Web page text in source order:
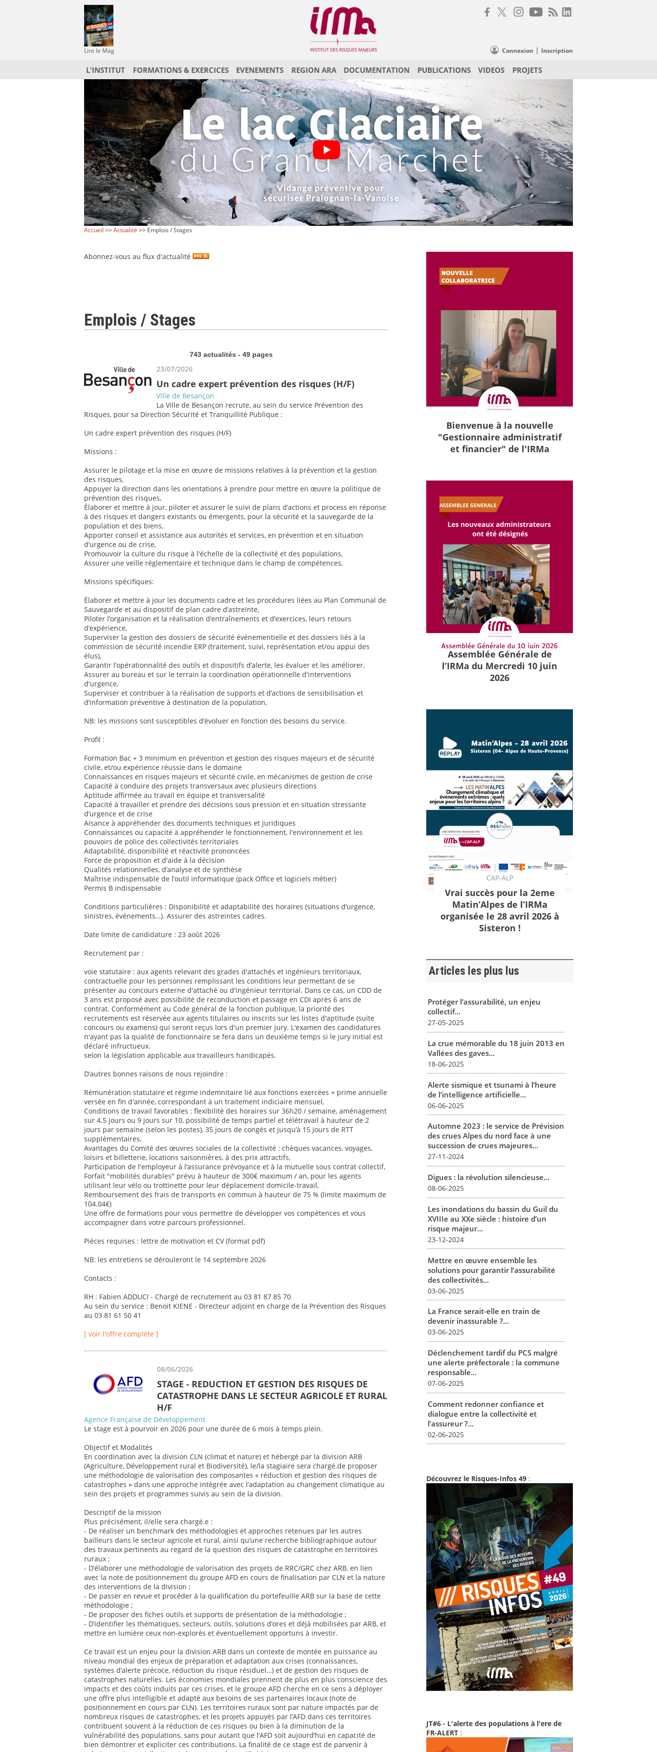
Lire le Mag Connexion | Inscription
L'INSTITUT FORMATIONS & EXERCICES EVENEMENTS REGION ARA DOCUMENTATION PUBLICATIONS VIDEOS PROJETS
Accueil >>Actualité >> Emplois / Stages
Abonnez-vous au flux d'actualité
Emplois / Stages
743 actualités - 49 pages
23/07/2026
Un cadre expert prévention des risques (H/F)
Ville de Besançon
La Ville de Besançon recrute, au sein du service Prévention des
Risques, pour sa Direction Sécurité et Tranquillité Publique :
Un cadre expert prévention des risques (H/F)
Missions :
Assurer le pilotage et la mise en œuvre de missions relatives à la prévention et la gestion
des risques,
Appuyer la direction dans les orientations à prendre pour mettre en œuvre la politique de
prévention des risques,
Élaborer et mettre à jour, piloter et assurer le suivi de plans d’actions et process en réponse
à des risques et dangers existants ou émergents, pour la sécurité et la sauvegarde de la
population et des biens,
Apporter conseil et assistance aux autorités et services, en prévention et en situation
d’urgence ou de crise,
Promouvoir la culture du risque à l'échelle de la collectivité et des populations,
Assurer une veille réglementaire et technique dans le champ de compétences,
Missions spécifiques:
Élaborer et mettre à jour les documents cadre et les procédures liées au Plan Communal de
Sauvegarde et au dispositif de plan cadre d’astreinte,
Piloter l’organisation et la réalisation d’entraînements et d’exercices, leurs retours
d’expérience,
Superviser la gestion des dossiers de sécurité événementielle et des dossiers liés à la
commission de sécurité incendie ERP (traitement, suivi, représentation et/ou appui des
élus),
Garantir l’opérationnalité des outils et dispositifs d’alerte, les évaluer et les améliorer,
Assurer au bureau et sur le terrain la coordination opérationnelle d'interventions
d'urgence,
Superviser et contribuer à la réalisation de supports et d’actions de sensibilisation et
d’information préventive à destination de la population,
NB: les missions sont susceptibles d’évoluer en fonction des besoins du service.
Profil :
Formation Bac + 3 minimum en prévention et gestion des risques majeurs et de sécurité
civile, et/ou expérience réussie dans le domaine
Connaissances en risques majeurs et sécurité civile, en mécanismes de gestion de crise
Capacité à conduire des projets transversaux avec plusieurs directions
Aptitude affirmée au travail en équipe et transversalité
Capacité à travailler et prendre des décisions sous pression et en situation stressante
d’urgence et de crise
Aisance à appréhender des documents techniques et juridiques
Connaissances ou capacité à appréhender le fonctionnement, l'environnement et les
pouvoirs de police des collectivités territoriales
Adaptabilité, disponibilité et réactivité prononcées
Force de proposition et d'aide à la décision
Qualités relationnelles, d’analyse et de synthèse
Maîtrise indispensable de l’outil informatique (pack Office et logiciels métier)
Permis B indispensable
Conditions particulières : Disponibilité et adaptabilité des horaires (situations d’urgence,
sinistres, événements…). Assurer des astreintes cadres.
Date limite de candidature : 23 août 2026
Recrutement par :
voie statutaire : aux agents relevant des grades d'attachés et ingénieurs territoriaux,
contractuelle pour les personnes remplissant les conditions leur permettant de se
présenter au concours externe d'attaché ou d'ingénieur territorial. Dans ce cas, un CDD de
3 ans est proposé avec possibilité de reconduction et passage en CDI après 6 ans de
contrat. Conformément au Code général de la fonction publique, la priorité des
recrutements est réservée aux agents titulaires ou inscrits sur les listes d'aptitude (suite
concours ou examens) qui seront reçus lors d'un premier jury. L'examen des candidatures
n'ayant pas la qualité de fonctionnaire se fera dans un deuxième temps si le jury initial est
déclaré infructueux.
selon la législation applicable aux travailleurs handicapés.
D’autres bonnes raisons de nous rejoindre :
Rémunération statutaire et régime indemnitaire lié aux fonctions exercées + prime annuelle
versée en fin d'année, correspondant à un traitement indiciaire mensuel,
Conditions de travail favorables : flexibilité des horaires sur 36h20 / semaine, aménagement
sur 4.5 jours ou 9 jours sur 10, possibilité de temps partiel et télétravail à hauteur de 2
jours par semaine (selon les postes), 35 jours de congés et jusqu’à 15 jours de RTT
supplémentaires,
Avantages du Comité des œuvres sociales de la collectivité : chèques vacances, voyages,
loisirs et billetterie, locations saisonnières, à des prix attractifs,
Participation de l'employeur à l’assurance prévoyance et à la mutuelle sous contrat collectif,
Forfait "mobilités durables" prévu à hauteur de 300€ maximum / an, pour les agents
utilisant leur vélo ou trottinette pour leur déplacement domicile-travail,
Remboursement des frais de transports en commun à hauteur de 75 % (limite maximum de
104.04€)
Une offre de formations pour vous permettre de développer vos compétences et vous
accompagner dans votre parcours professionnel.
Pièces requises : lettre de motivation et CV (format pdf)
NB: les entretiens se dérouleront le 14 septembre 2026
Contacts :
RH : Fabien ADDUCI - Chargé de recrutement au 03 81 87 85 70
Au sein du service : Benoit KIENE - Directeur adjoint en charge de la Prévention des Risques
au 03 81 61 50 41
[ voir l'offre complète ]
08/06/2026
STAGE - REDUCTION ET GESTION DES RISQUES DE
CATASTROPHE DANS LE SECTEUR AGRICOLE ET RURAL
H/F
Agence Française de Développement
Le stage est à pourvoir en 2026 pour une durée de 6 mois à temps plein.
Objectif et Modalités
En coordination avec la division CLN (climat et nature) et hébergé par la division ARB
(Agriculture, Développement rural et Biodiversité), le/la stagiaire sera chargé.de proposer
une méthodologie de valorisation des composantes « réduction et gestion des risques de
catastrophes » dans une approche intégrée avec l’adaptation au changement climatique au
sein des projets et programmes suivis au sein de la division.
Descriptif de la mission
Plus précisément, il/elle sera chargé.e :
- De réaliser un benchmark des méthodologies et approches retenues par les autres
bailleurs dans le secteur agricole et rural, ainsi qu’une recherche bibliographique autour
des travaux pertinents au regard de la question des risques de catastrophe en territoires
ruraux ;
- D’élaborer une méthodologie de valorisation des projets de RRC/GRC chez ARB, en lien
avec la note de positionnement du groupe AFD en cours de finalisation par CLN et la nature
des interventions de la division ;
- De passer en revue et procéder à la qualification du portefeuille ARB sur la base de cette
méthodologie ;
- De proposer des fiches outils et supports de présentation de la méthodologie ;
- D’identifier les thématiques, secteurs, outils, solutions d’ores et déjà mobilisées par ARB, et
mettre en lumière ceux non-explorés et éventuellement opportuns à investir.
Ce travail est un enjeu pour la division ARB dans un contexte de montée en puissance au
niveau mondial des enjeux de préparation et adaptation aux crises (connaissances,
systèmes d’alerte précoce, réduction du risque résiduel…) et de gestion des risques de
catastrophes naturelles. Les économies mondiales prennent de plus en plus conscience des
impacts et des coûts induits par ces crises, et le groupe AFD cherche en ce sens à déployer
une offre plus intelligible et adapté aux besoins de ses partenaires locaux (note de
positionnement en cours par CLN). Les territoires ruraux sont par nature impactés par de
nombreux risques de catastrophes, et les projets appuyés par l’AFD dans ces territoires
contribuent souvent à la réduction de ces risques ou bien à la diminution de la
vulnérabilité des populations, sans pour autant que l’AFD soit aujourd’hui en capacité de
bien démontrer et expliciter ces contributions. La finalité de ce stage est de parvenir à
Bienvenue à la nouvelle
"Gestionnaire administratif
et financier" de l'IRMa
Assemblée Générale de
l’IRMa du Mercredi 10 juin
2026
CAP-ALP
Vrai succès pour la 2eme
Matin’Alpes de l’IRMa
organisée le 28 avril 2026 à
Sisteron !
Articles les plus lus
Protéger l’assurabilité, un enjeu
collectif...
27-05-2025
La crue mémorable du 18 juin 2013 en
Vallées des gaves...
18-06-2025
Alerte sismique et tsunami à l’heure
de l’intelligence artificielle...
06-06-2025
Automne 2023 : le service de Prévision
des crues Alpes du nord face à une
succession de crues majeures...
27-11-2024
Digues : la révolution silencieuse...
08-06-2025
Les inondations du bassin du Guil du
XVIIIe au XXe siècle : histoire d’un
risque majeur...
23-12-2024
Mettre en œuvre ensemble les
solutions pour garantir l’assurabilité
des collectivités...
03-06-2025
La France serait-elle en train de
devenir inassurable ?...
03-06-2025
Déclenchement tardif du PCS malgré
une alerte préfectorale : la commune
responsable...
07-06-2025
Comment redonner confiance et
dialogue entre la collectivité et
l’assureur ?...
02-06-2025
Découvrez le Risques-Infos 49 :
JT#6 - L'alerte des populations à l'ere de
FR-ALERT :